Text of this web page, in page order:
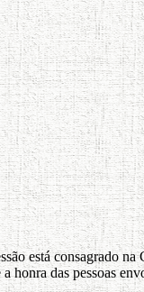
está consagrado
honra das pessoas